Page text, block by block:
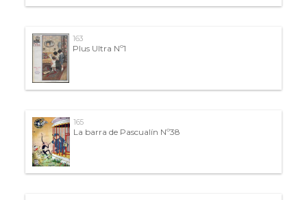
163
Plus Ultra Nº1
165
La barra de Pascualín Nº38